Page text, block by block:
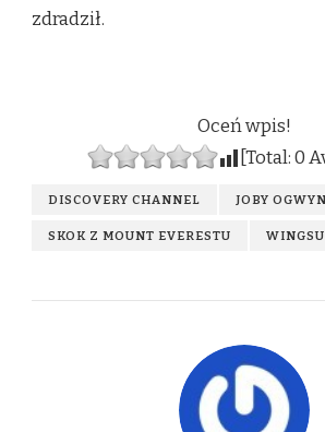
zdradził.
Oceń wpis!
[Total:0
DISCOVERY CHANNEL JOBY OGWYN
SKOK Z MOUNT EVERESTU